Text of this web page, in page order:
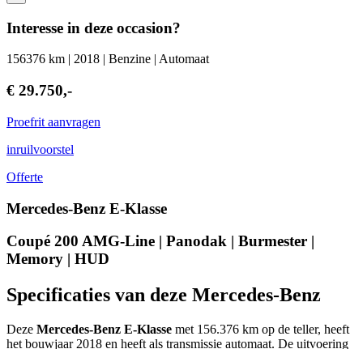
Interesse in deze occasion?
156376 km | 2018 | Benzine | Automaat
€ 29.750,-
Proefrit aanvragen
inruilvoorstel
Offerte
Mercedes-Benz E-Klasse
Coupé 200 AMG-Line | Panodak | Burmester |
Memory | HUD
Specificaties van deze Mercedes-Benz
Deze Mercedes-Benz E-Klasse met 156.376 km op de teller, heeft
het bouwjaar 2018 en heeft als transmissie automaat. De uitvoering